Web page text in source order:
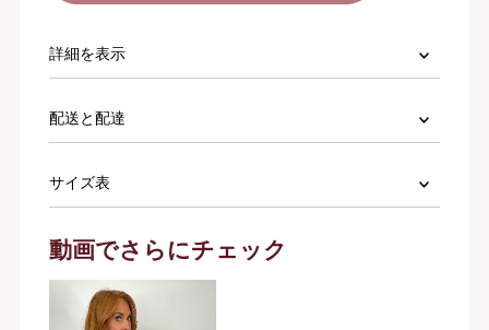
詳細を表示
配送と配達
サイズ表
動画でさらにチェック